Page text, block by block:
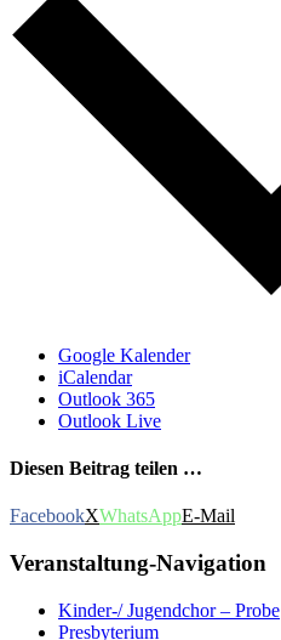
Google Kalender
iCalendar
Outlook 365
Outlook Live
Diesen Beitrag teilen …
FacebookXWhatsAppE-Mail
Veranstaltung-Navigation
Kinder-/ Jugendchor – Probe
Presbyterium